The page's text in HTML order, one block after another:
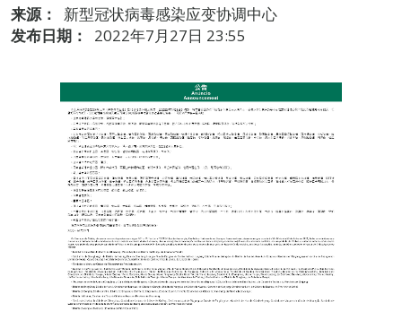
来源：
新型冠状病毒感染应变协调中心
发布日期：
2022年7月27日 23:55